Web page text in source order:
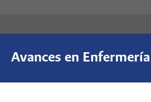
Avances en Enfermería